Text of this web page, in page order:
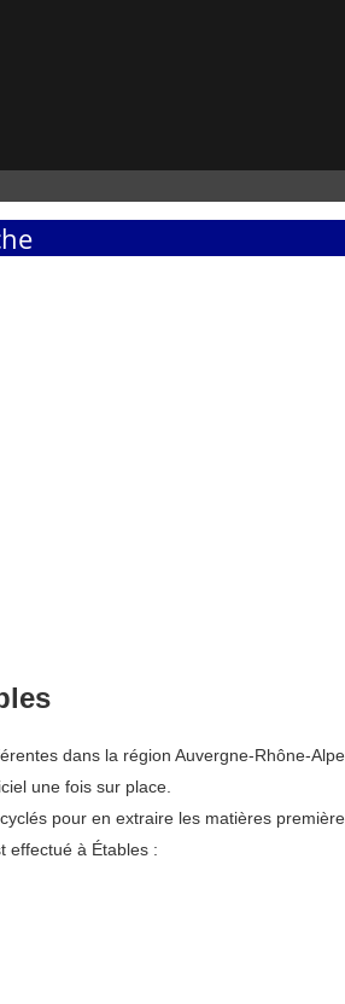
dans la région Auvergne-Rhône-
une fois sur place.
pour en extraire les matières
effectué à Étables :